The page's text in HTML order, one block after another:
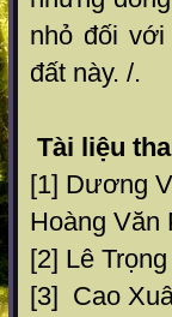
nhỏ đối
đất này. /.
Tài liệu
[1] Dương
Hoàng Văn
[2] Lê
[3] Cao